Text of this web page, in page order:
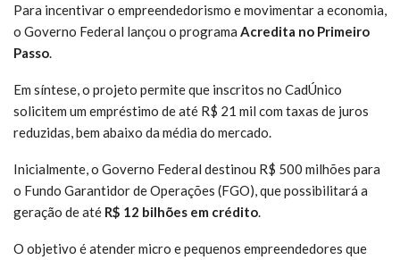
Para incentivar o empreendedorismo e movimentar a economia,
o Governo Federal lançou o programa Acredita no Primeiro
Passo.
Em síntese, o projeto permite que inscritos no CadÚnico
solicitem um empréstimo de até R$ 21 mil com taxas de juros
reduzidas, bem abaixo da média do mercado.
Inicialmente, o Governo Federal destinou R$ 500 milhões para
o Fundo Garantidor de Operações (FGO), que possibilitará a
geração de até R$ 12 bilhões em crédito.
O objetivo é atender micro e pequenos empreendedores que